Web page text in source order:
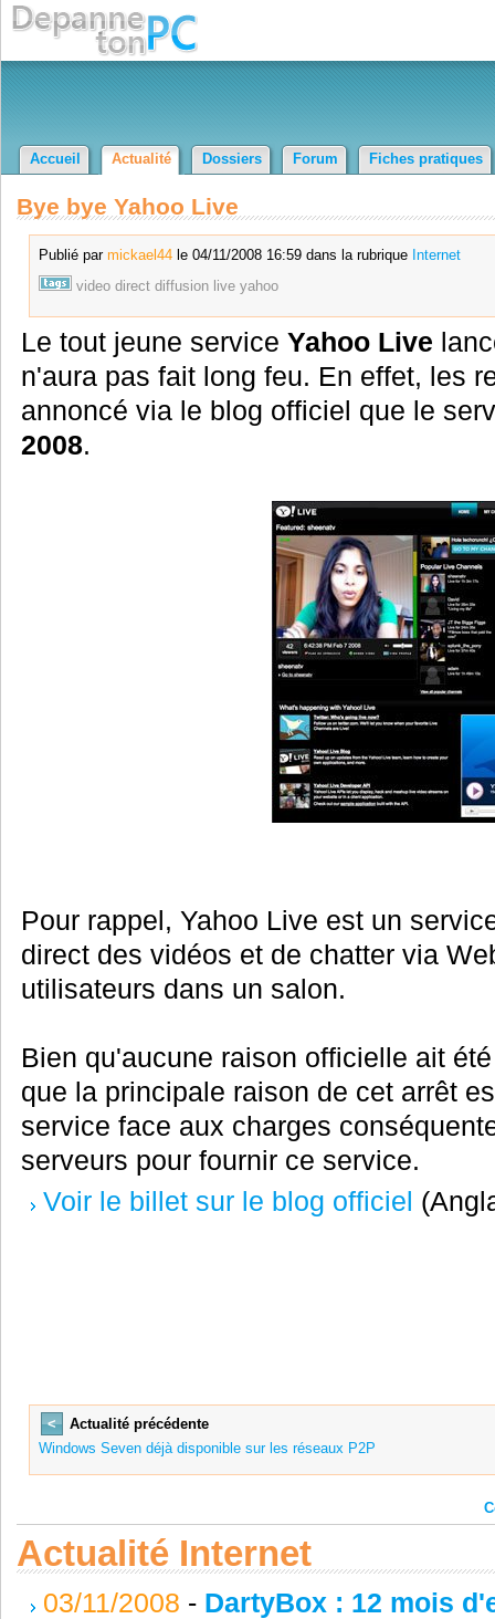
Accueil Actualité Dossiers Forum Fiches pratiques
Bye bye Yahoo Live
Publié par mickael44le 04/11/2008 16:59 dans la rubrique Internet
video direct diffusion live yahoo
Le tout jeune service Yahoo Live
n'aura pas fait long feu. En effet, les
annoncé via le blog officiel que le
2008.
Pour rappel, Yahoo Live est un
direct des vidéos et de chatter via
utilisateurs dans un salon.
Bien qu'aucune raison officielle ait
que la principale raison de cet arrêt
service face aux charges
serveurs pour fournir ce service.
Voir le billet sur le blog officiel
<
Actualité précédente
Windows Seven déjà disponible sur les réseaux P2P
Actualité Internet
03/11/2008 - DartyBox : 12 mois